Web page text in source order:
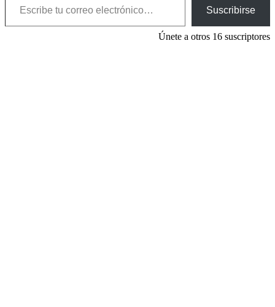
Suscribirse
Únete a otros 16 suscriptores